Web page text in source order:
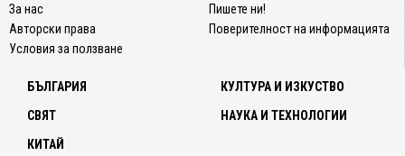
За нас
Авторски права
Условия за ползване
Пишете ни!
Поверителност на информацията
БЪЛГАРИЯ
СВЯТ
КИТАЙ
КУЛТУРА И ИЗКУСТВО
НАУКА И ТЕХНОЛОГИИ